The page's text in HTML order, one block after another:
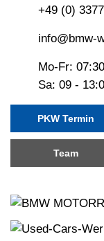
+49 (0)
info@bmw-
Mo-Fr:
Sa: 09 -
PKW Termin
Team